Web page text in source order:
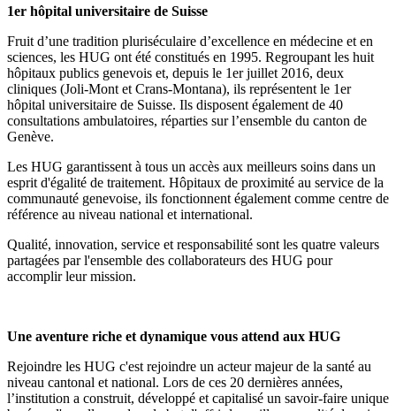
1er hôpital universitaire de Suisse
Fruit d’une tradition pluriséculaire d’excellence en médecine et en
sciences, les HUG ont été constitués en 1995. Regroupant les huit
hôpitaux publics genevois et, depuis le 1er juillet 2016, deux
cliniques (Joli-Mont et Crans-Montana), ils représentent le 1er
hôpital universitaire de Suisse. Ils disposent également de 40
consultations ambulatoires, réparties sur l’ensemble du canton de
Genève.
Les HUG garantissent à tous un accès aux meilleurs soins dans un
esprit d'égalité de traitement. Hôpitaux de proximité au service de la
communauté genevoise, ils fonctionnent également comme centre de
référence au niveau national et international.
Qualité, innovation, service et responsabilité sont les quatre valeurs
partagées par l'ensemble des collaborateurs des HUG pour
accomplir leur mission.
Une aventure riche et dynamique vous attend aux HUG
Rejoindre les HUG c'est rejoindre un acteur majeur de la santé au
niveau cantonal et national. Lors de ces 20 dernières années,
l’institution a construit, développé et capitalisé un savoir-faire unique